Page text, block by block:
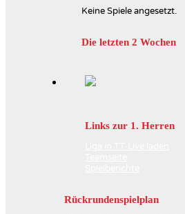
Keine Spiele angesetzt.
Die letzten 2 Wochen
Links zur 1. Herren
Rückrundenspielplan